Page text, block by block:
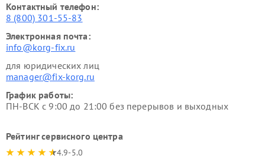
Контактный телефон:
8 (800) 301-55-83
Электронная почта:
info@korg-fix.ru
для юридических лиц
manager@fix-korg.ru
График работы:
ПН-ВСК с 9:00 до 21:00 без перерывов и выходных
Рейтинг сервисного центра
4.9-5.0